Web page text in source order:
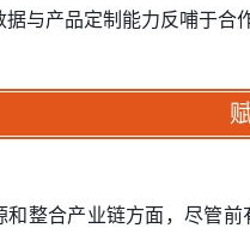
与产品定制能力反哺于合
和整合产业链方面，尽管